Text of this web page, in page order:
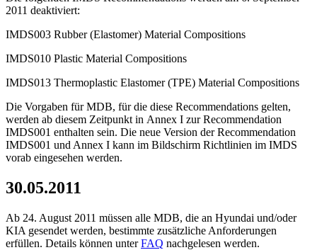
2011 deaktiviert:
IMDS003 Rubber (Elastomer) Material Compositions
IMDS010 Plastic Material Compositions
IMDS013 Thermoplastic Elastomer (TPE) Material Compositions
Die Vorgaben für MDB, für die diese Recommendations gelten,
werden ab diesem Zeitpunkt in Annex I zur Recommendation
IMDS001 enthalten sein. Die neue Version der Recommendation
IMDS001 und Annex I kann im Bildschirm Richtlinien im IMDS
vorab eingesehen werden.
30.05.2011
Ab 24. August 2011 müssen alle MDB, die an Hyundai und/oder
KIA gesendet werden, bestimmte zusätzliche Anforderungen
erfüllen. Details können unterFAQ nachgelesen werden.